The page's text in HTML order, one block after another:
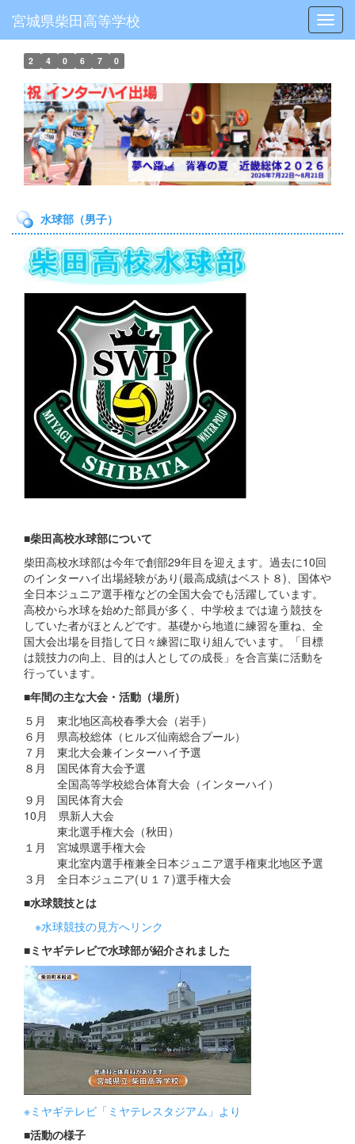
宮城県柴田高等学校
2 4 0 6 7 0
p
r
e
v
i
u
s
n
e
x
t
水球部（男子）
■柴田高校水球部について
柴田高校水球部は今年で創部29年目を迎えます。過去に10回
のインターハイ出場経験があり(最高成績はベスト８)、国体や
全日本ジュニア選手権などの全国大会でも活躍しています。
高校から水球を始めた部員が多く、中学校までは違う競技を
していた者がほとんどです。基礎から地道に練習を重ね、全
国大会出場を目指して日々練習に取り組んでいます。「目標
は競技力の向上、目的は人としての成長」を合言葉に活動を
行っています。
■年間の主な大会・活動（場所）
５月 東北地区高校春季大会（岩手）
６月 県高校総体（ヒルズ仙南総合プール）
７月 東北大会兼インターハイ予選
８月 国民体育大会予選
全国高等学校総合体育大会（インターハイ）
９月 国民体育大会
10月 県新人大会
東北選手権大会（秋田）
１月 宮城県選手権大会
東北室内選手権兼全日本ジュニア選手権東北地区予選
３月 全日本ジュニア(Ｕ１７)選手権大会
■水球競技とは
※水球競技の見方へリンク
■ミヤギテレビで水球部が紹介されました
※ミヤギテレビ「ミヤテレスタジアム」より
■活動の様子